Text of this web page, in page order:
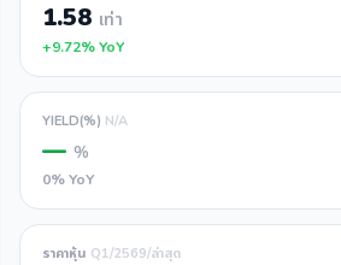
1.58 เท่า
+9.72% YoY
YIELD(%) N/A
— %
0% YoY
ราคาหุ้น Q1/2569/ล่าสุด